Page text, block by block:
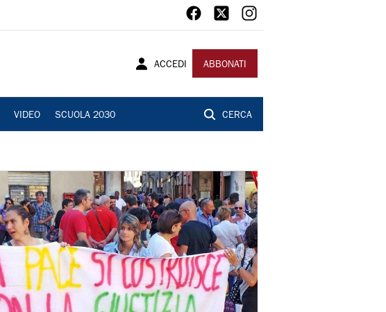
ACCEDI ABBONATI
VIDEO SCUOLA 2030 CERCA